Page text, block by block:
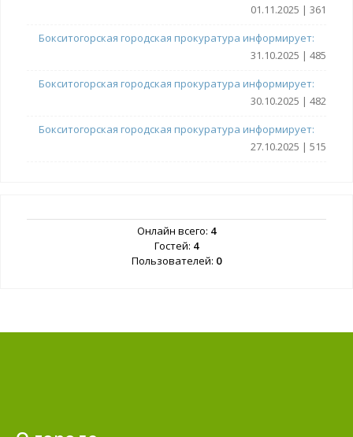
01.11.2025 | 361
Бокситогорская городская прокуратура информирует:
31.10.2025 | 485
Бокситогорская городская прокуратура информирует:
30.10.2025 | 482
Бокситогорская городская прокуратура информирует:
27.10.2025 | 515
Онлайн всего: 4
Гостей: 4
Пользователей: 0